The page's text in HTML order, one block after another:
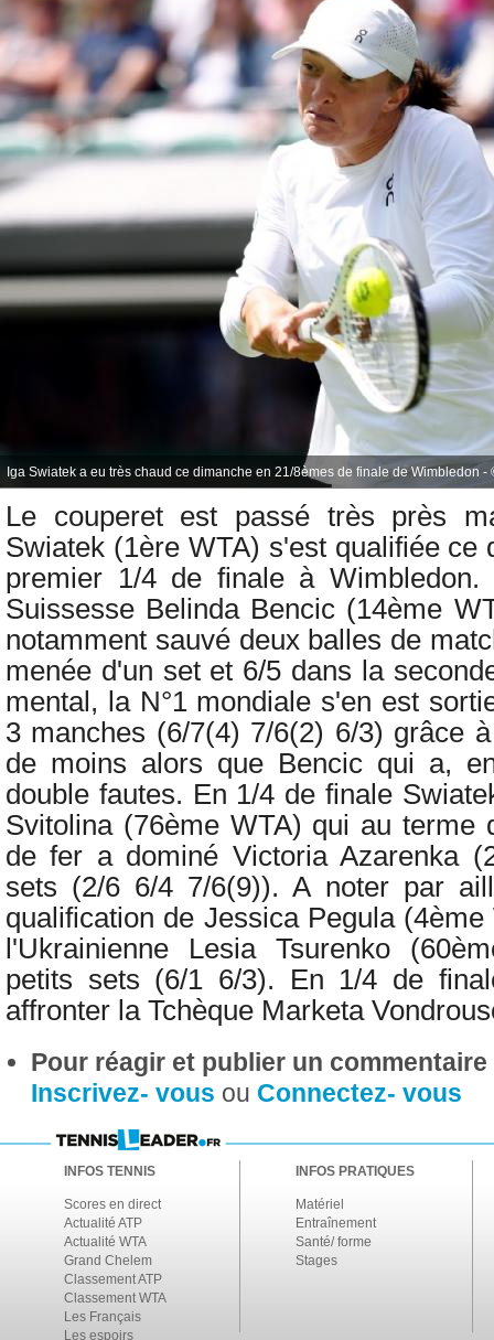
Iga Swiatek a eu très chaud ce dimanche en 21/8èmes de finale de Wimbledon -
Le couperet est passé très près
Swiatek (1ère WTA) s'est qualifiée ce
premier 1/4 de finale à
Suissesse Belinda Bencic (14ème
notamment sauvé deux balles de
menée d'un set et 6/5 dans la
mental, la N°1 mondiale s'en est
3 manches (6/7(4) 7/6(2) 6/3) grâce
de moins alors que Bencic qui a,
double fautes. En 1/4 de finale
Svitolina (76ème WTA) qui au terme
de fer a dominé Victoria Azarenka
sets (2/6 6/4 7/6(9)). A noter par
qualification de Jessica Pegula
l'Ukrainienne Lesia Tsurenko
petits sets (6/1 6/3). En 1/4 de
affronter la Tchèque Marketa
Pour réagir et publier un
Inscrivez- vous ou Connectez- vous
INFOS TENNIS
Scores en direct
Actualité ATP
Actualité WTA
Grand Chelem
Classement ATP
Classement WTA
Les Français
Les espoirs
INFOS PRATIQUES
Matériel
Entraînement
Santé/ forme
Stages